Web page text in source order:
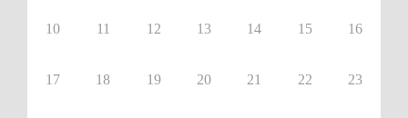
10 11 12 13 14 15 16
17 18 19 20 21 22 23